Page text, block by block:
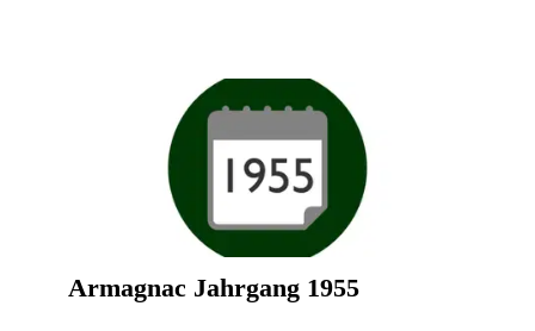
Armagnac Jahrgang 1955